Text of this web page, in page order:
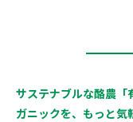
サステナブルな酪農「
ガニックを、もっと気